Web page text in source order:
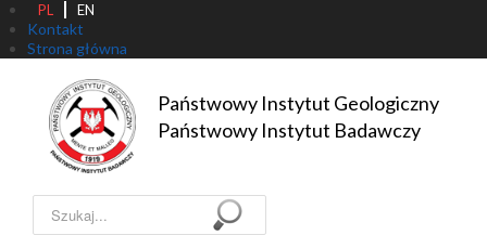
PL EN
Kontakt
Strona główna
Państwowy Instytut Geologiczny
Państwowy Instytut Badawczy
Szukaj...